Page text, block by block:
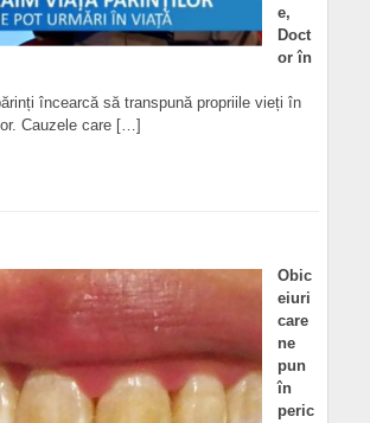
e,
Doct
or în
încearcă să transpună propriile vieți în
Cauzele care […]
Obic
eiuri
care
ne
pun
în
peric